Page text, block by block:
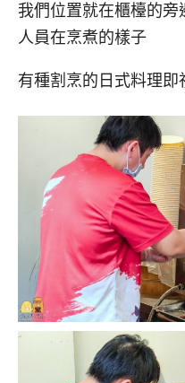
我們位置就在櫃檯的
人員在烹煮的樣子
有種割烹的日式料理即